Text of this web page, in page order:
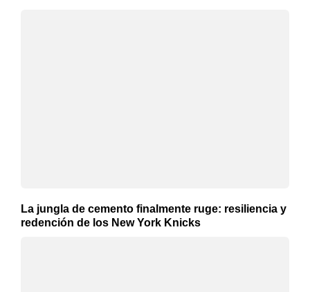
La jungla de cemento finalmente ruge: resiliencia y
redención de los New York Knicks